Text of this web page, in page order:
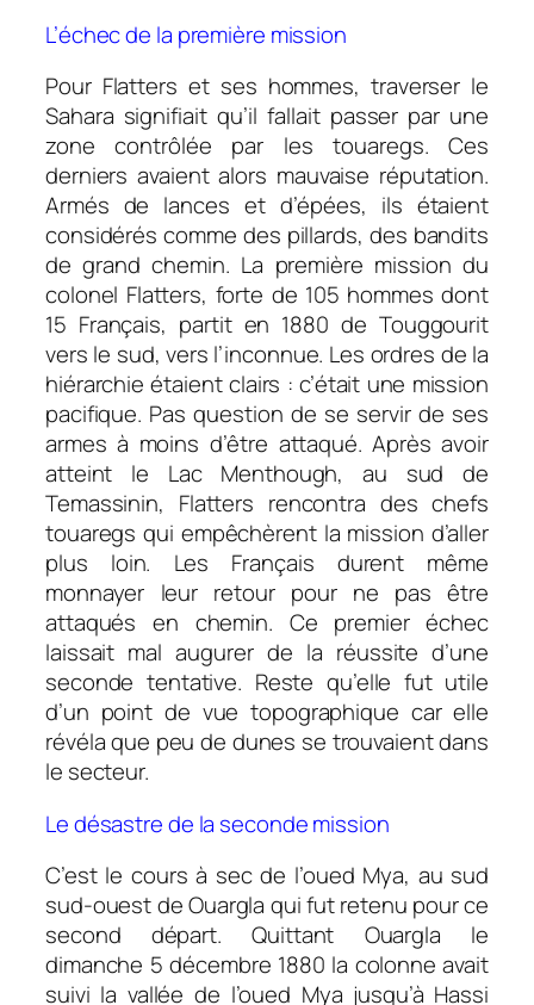
L’échec de la première mission
Pour Flatters et ses hommes, traverser le
Sahara signifiait qu’il fallait passer par une
zone contrôlée par les touaregs. Ces
derniers avaient alors mauvaise réputation.
Armés de lances et d’épées, ils étaient
considérés comme des pillards, des bandits
de grand chemin. La première mission du
colonel Flatters, forte de 105 hommes dont
15 Français, partit en 1880 de Touggourit
vers le sud, vers l’inconnue. Les ordres de la
hiérarchie étaient clairs : c’était une mission
pacifique. Pas question de se servir de ses
armes à moins d’être attaqué. Après avoir
atteint le Lac Menthough, au sud de
Temassinin, Flatters rencontra des chefs
touaregs qui empêchèrent la mission d’aller
plus loin. Les Français durent même
monnayer leur retour pour ne pas être
attaqués en chemin. Ce premier échec
laissait mal augurer de la réussite d’une
seconde tentative. Reste qu’elle fut utile
d’un point de vue topographique car elle
révéla que peu de dunes se trouvaient dans
le secteur.
Le désastre de la seconde mission
C’est le cours à sec de l’oued Mya, au sud
sud-ouest de Ouargla qui fut retenu pour ce
second départ. Quittant Ouargla le
dimanche 5 décembre 1880 la colonne avait
suivi la vallée de l’oued Mya jusqu’à Hassi